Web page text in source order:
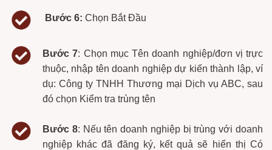
Bước 6: Chọn Bắt Đầu
Bước 7: Chọn mục Tên doanh nghiệp/đơn vị trực
thuộc, nhập tên doanh nghiệp dự kiến thành lập, ví
dụ: Công ty TNHH Thương mại Dịch vụ ABC, sau
đó chọn Kiểm tra trùng tên
Bước 8: Nếu tên doanh nghiệp bị trùng với doanh
nghiệp khác đã đăng ký, kết quả sẽ hiển thị Có